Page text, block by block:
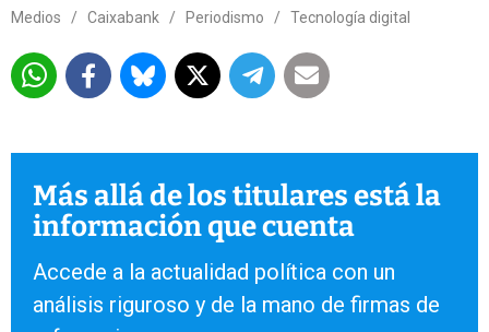
Medios
/ Caixabank / Periodismo / Tecnología digital
Más allá de los titulares está la
información que cuenta
Accede a la actualidad política con un
análisis riguroso y de la mano de firmas de